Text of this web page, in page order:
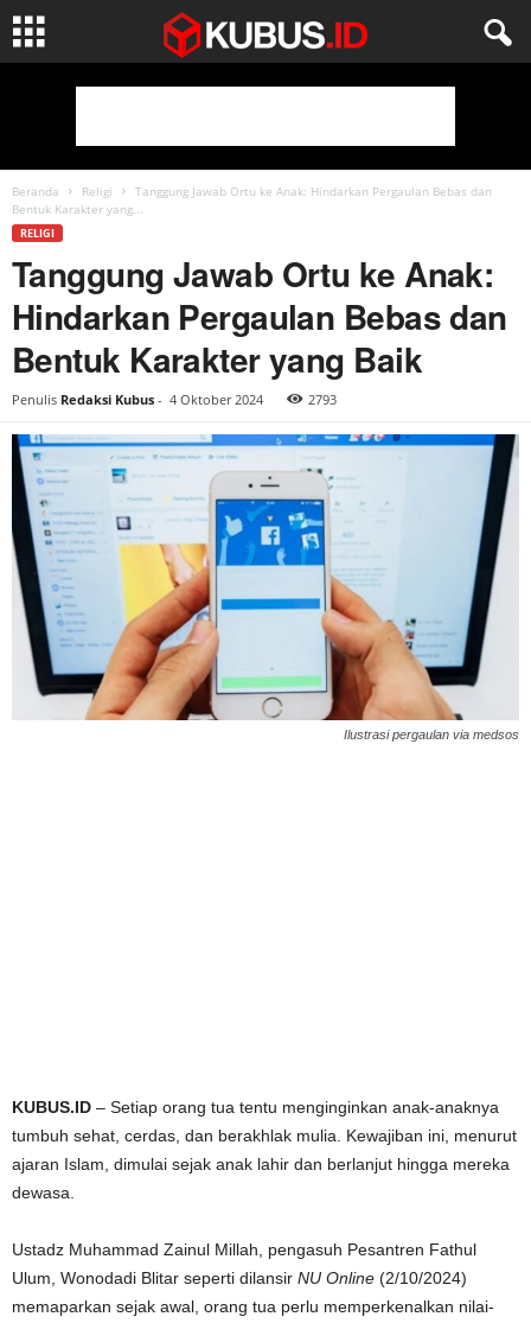
Beranda Religi
Tanggung Jawab Ortu ke Anak: Hindarkan Pergaulan Bebas dan
Bentuk Karakter yang...
RELIGI
Tanggung Jawab Ortu ke Anak:
Hindarkan Pergaulan Bebas dan
Bentuk Karakter yang Baik
Penulis Redaksi Kubus - 4 Oktober 2024 2793
Ilustrasi pergaulan via medsos
KUBUS.ID – Setiap orang tua tentu menginginkan anak-anaknya
tumbuh sehat, cerdas, dan berakhlak mulia. Kewajiban ini, menurut
ajaran Islam, dimulai sejak anak lahir dan berlanjut hingga mereka
dewasa.
Ustadz Muhammad Zainul Millah, pengasuh Pesantren Fathul
Ulum, Wonodadi Blitar seperti dilansir NU Online (2/10/2024)
memaparkan sejak awal, orang tua perlu memperkenalkan nilai-